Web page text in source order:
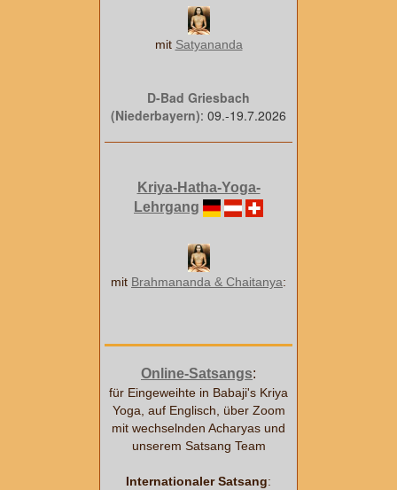
mit Satyananda
D-Bad Griesbach
(Niederbayern): 09.-19.7.2026
Kriya-Hatha-Yoga-
Lehrgang
mit Brahmananda & Chaitanya:
Online-Satsangs:
für Eingeweihte in Babaji's Kriya
Yoga, auf Englisch, über Zoom
mit wechselnden Acharyas und
unserem Satsang Team
Internationaler Satsang: